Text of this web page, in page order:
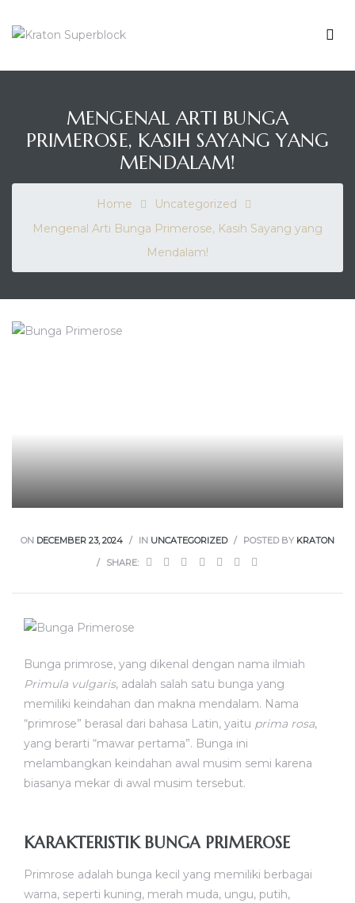
Enrich
MENGENAL ARTI BUNGA
PRIMEROSE, KASIH SAYANG YANG
MENDALAM!
Home
Uncategorized
Mengenal Arti Bunga Primerose, Kasih Sayang yang
Mendalam!
ON DECEMBER 23, 2024 IN UNCATEGORIZED POSTED BY KRATON
SHARE:
Bunga primrose, yang dikenal dengan nama ilmiah
Primula vulgaris, adalah salah satu bunga yang
memiliki keindahan dan makna mendalam. Nama
“primrose” berasal dari bahasa Latin, yaitu prima rosa,
yang berarti “mawar pertama”. Bunga ini
melambangkan keindahan awal musim semi karena
biasanya mekar di awal musim tersebut.
KARAKTERISTIK BUNGA PRIMEROSE
Primrose adalah bunga kecil yang memiliki berbagai
warna, seperti kuning, merah muda, ungu, putih,